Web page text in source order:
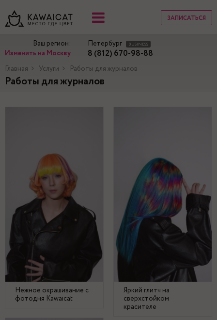
ЗАПИСАТЬСЯ
Ваш регион:
Изменить на Москву
Петербург BUSINESS
8 (812) 670-98-88
Главная Услуги Работы для журналов
Работы для журналов
Нежное окрашивание с
фотодня Kawaicat
Яркий глитч на
сверхстойком
красителе